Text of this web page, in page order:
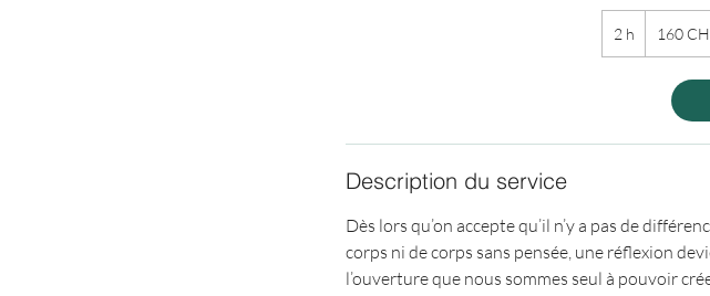
2 h
h
francs
suisses
160
Description du service
Dès lors qu’on accepte qu’il n’y a pas de
corps ni de corps sans pensée, une réflexion
l’ouverture que nous sommes seul à pouvoir